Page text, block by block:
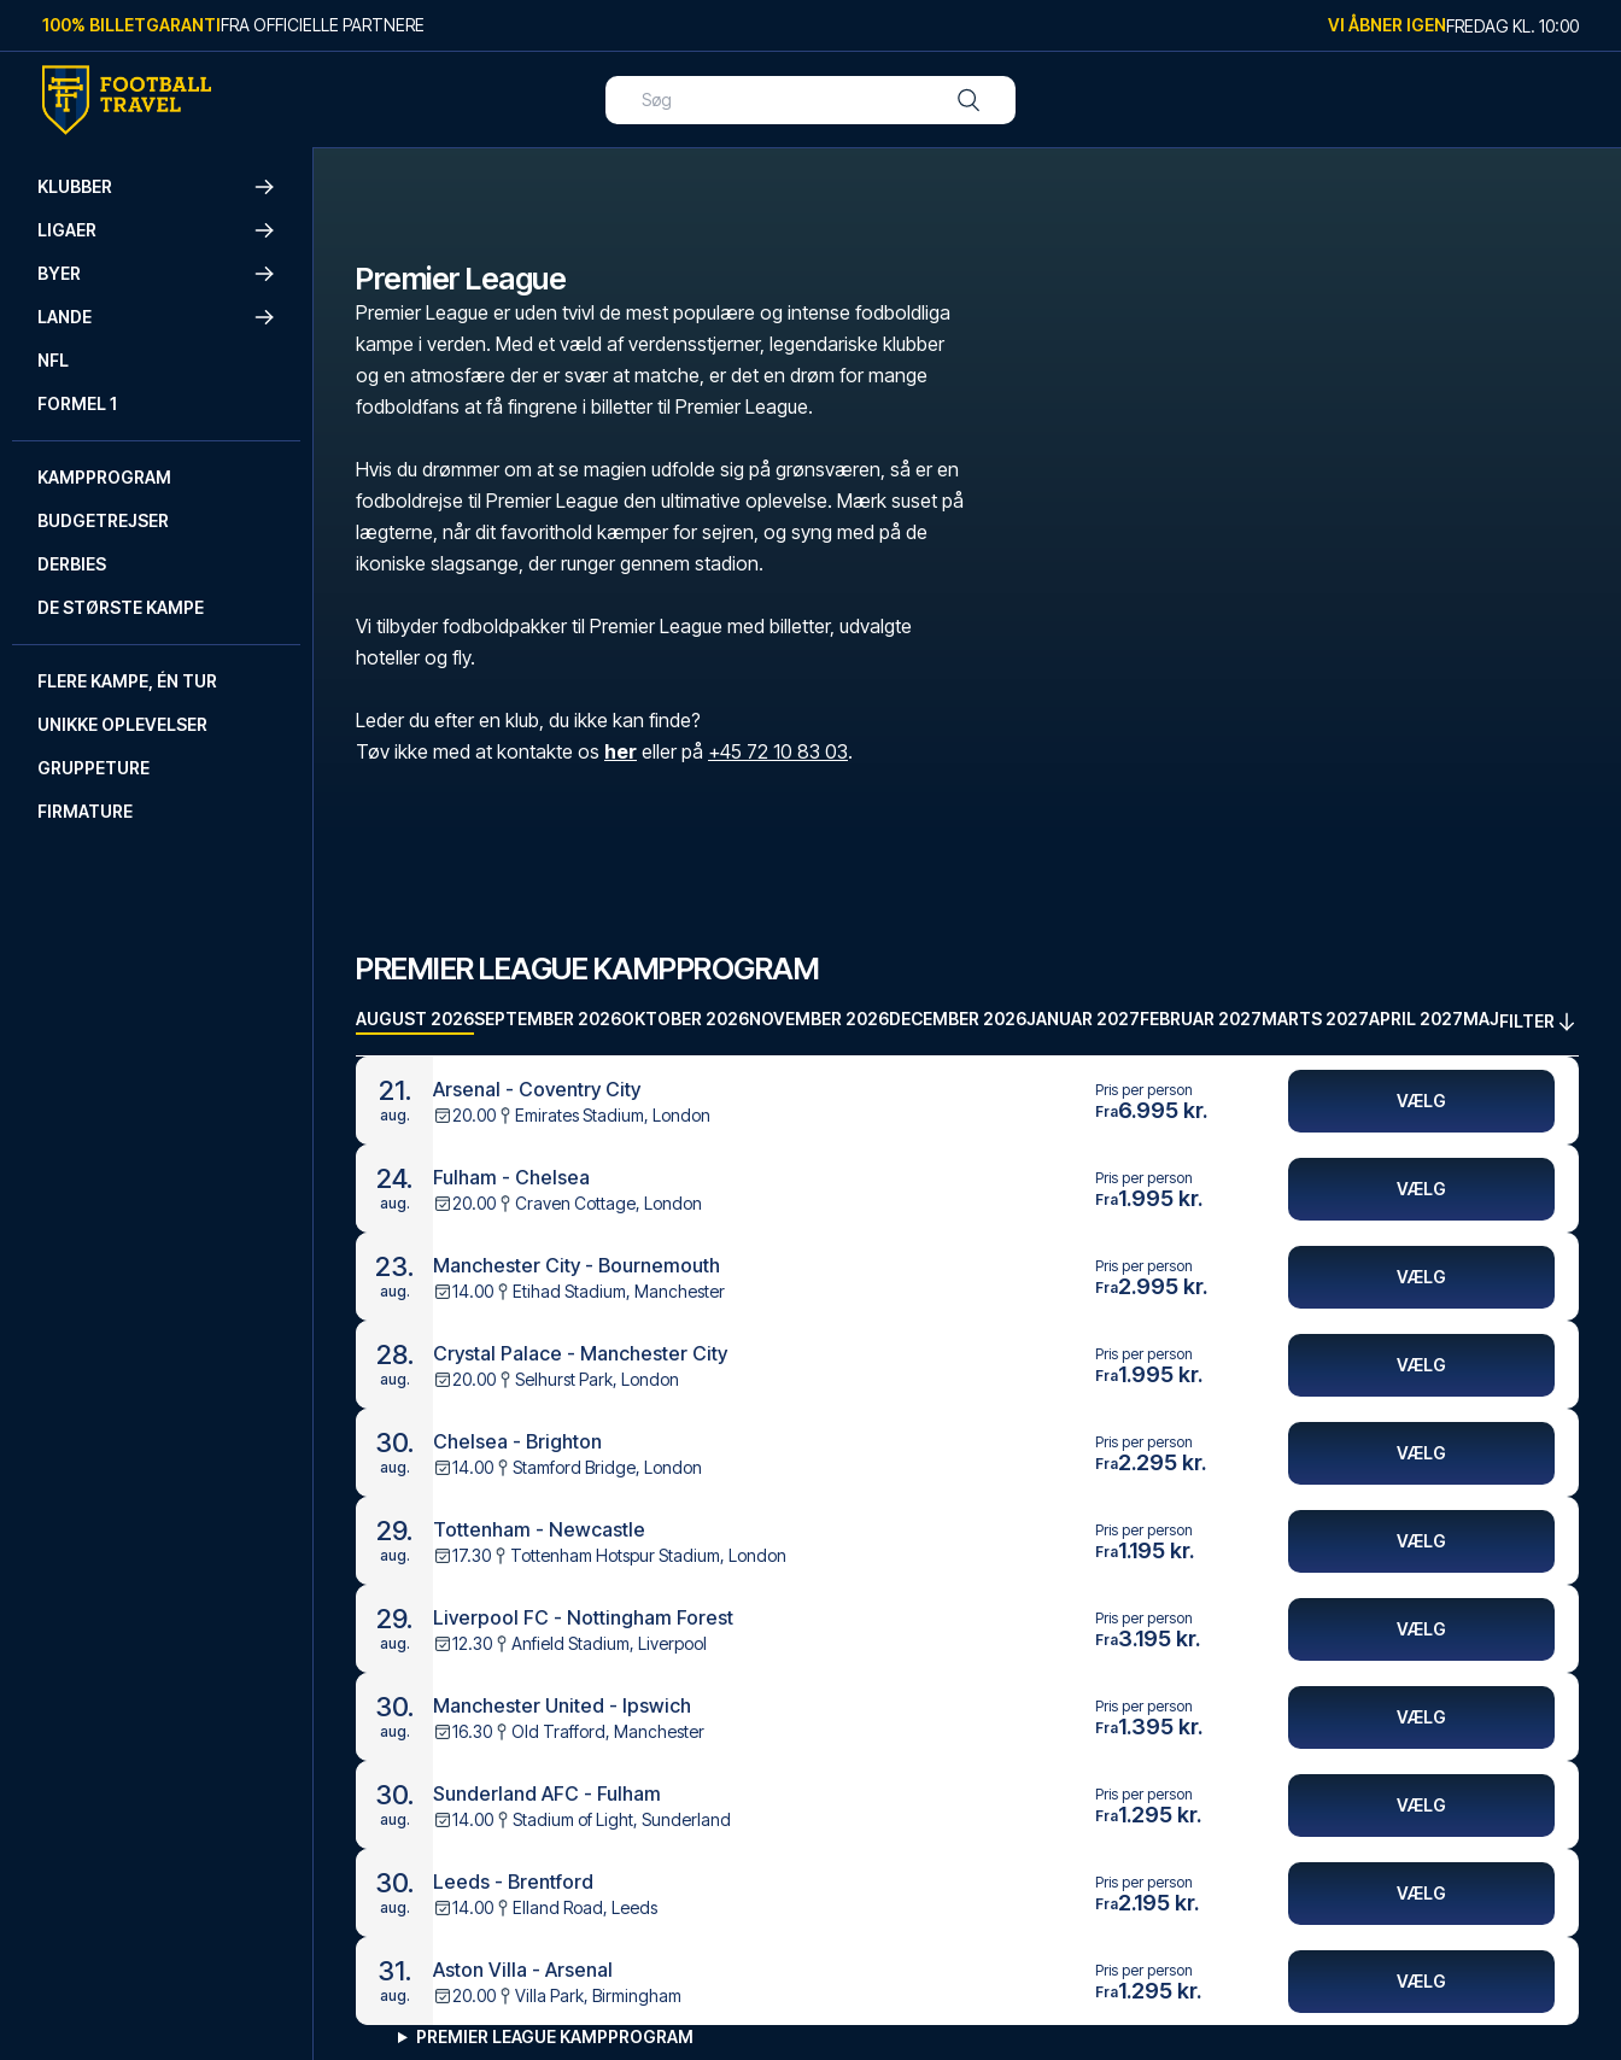
Skip to content
100% BILLETGARANTIFRA OFFICIELLE PARTNERE VI ÅBNER IGENFREDAG KL. 10:00
KLUBBER
LIGAER
BYER
LANDE
NFL
FORMEL 1
KAMPPROGRAM
BUDGETREJSER
DERBIES
DE STØRSTE KAMPE
FLERE KAMPE, ÉN TUR
UNIKKE OPLEVELSER
GRUPPETURE
FIRMATURE
Premier League
Premier League er uden tvivl de mest populære og intense fodboldliga
kampe i verden. Med et væld af verdensstjerner, legendariske klubber
og en atmosfære der er svær at matche, er det en drøm for mange
fodboldfans at få fingrene i billetter til Premier League.
Hvis du drømmer om at se magien udfolde sig på grønsværen, så er en
fodboldrejse til Premier League den ultimative oplevelse. Mærk suset på
lægterne, når dit favorithold kæmper for sejren, og syng med på de
ikoniske slagsange, der runger gennem stadion.
Vi tilbyder fodboldpakker til Premier League med billetter, udvalgte
hoteller og fly.
Leder du efter en klub, du ikke kan finde?
Tøv ikke med at kontakte os her eller på +45 72 10 83 03.
PREMIER LEAGUE KAMPPROGRAM
AUGUST 2026SEPTEMBER 2026OKTOBER 2026NOVEMBER 2026DECEMBER 2026JANUAR 2027FEBRUAR 2027MARTS 2027APRIL 2027MAJ 2027
FILTER
21.
aug.
Arsenal - Coventry City
20.00 Emirates Stadium, London
Pris per person
Fra6.995 kr. VÆLG
24.
aug.
Fulham - Chelsea
20.00 Craven Cottage, London
Pris per person
Fra1.995 kr. VÆLG
23.
aug.
Manchester City - Bournemouth
14.00 Etihad Stadium, Manchester
Pris per person
Fra2.995 kr. VÆLG
28.
aug.
Crystal Palace - Manchester City
20.00 Selhurst Park, London
Pris per person
Fra1.995 kr. VÆLG
30.
aug.
Chelsea - Brighton
14.00 Stamford Bridge, London
Pris per person
Fra2.295 kr. VÆLG
29.
aug.
Tottenham - Newcastle
17.30 Tottenham Hotspur Stadium, London
Pris per person
Fra1.195 kr. VÆLG
29.
aug.
Liverpool FC - Nottingham Forest
12.30 Anfield Stadium, Liverpool
Pris per person
Fra3.195 kr. VÆLG
30.
aug.
Manchester United - Ipswich
16.30 Old Trafford, Manchester
Pris per person
Fra1.395 kr. VÆLG
30.
aug.
Sunderland AFC - Fulham
14.00 Stadium of Light, Sunderland
Pris per person
Fra1.295 kr. VÆLG
30.
aug.
Leeds - Brentford
14.00 Elland Road, Leeds
Pris per person
Fra2.195 kr. VÆLG
31.
aug.
Aston Villa - Arsenal
20.00 Villa Park, Birmingham
Pris per person
Fra1.295 kr. VÆLG
PREMIER LEAGUE KAMPPROGRAM